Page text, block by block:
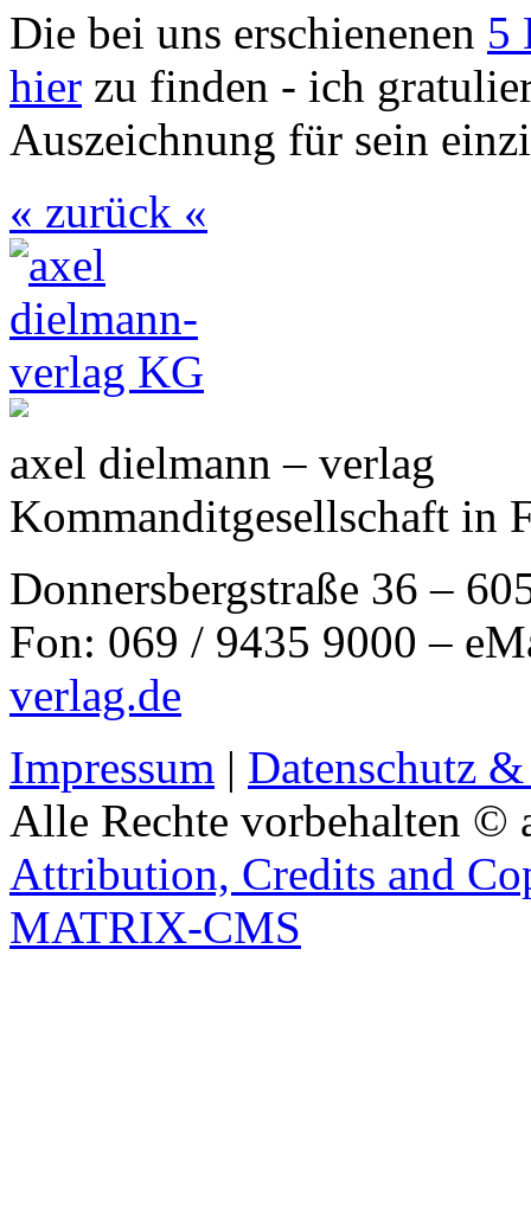
Die bei uns erschienenen 5
hier zu finden - ich
Auszeichnung für sein
« zurück «
axel dielmann – verlag
Kommanditgesellschaft in
Donnersbergstraße 36 –
Fon: 069 / 9435 9000 –
verlag.de
Impressum | Datenschutz
Alle Rechte vorbehalten ©
Attribution, Credits and
MATRIX-CMS